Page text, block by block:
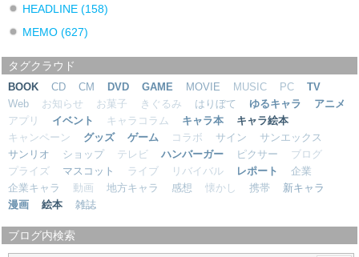
HEADLINE(158)
MEMO(627)
タグクラウド
BOOK CD CM DVD GAME MOVIE MUSIC PC
TV
Web
お知らせ お菓子 きぐるみ はりぼて ゆるキャラ
アニメ
アプリ
イベント キャラコラム キャラ本
キャラ絵本
キャンペーン
グッズ ゲーム コラボ サイン
サンエックス
サンリオ
ショップ テレビ ハンバーガー ピクサー
ブログ
プライズ
マスコット ライブ リバイバル レポート
企業
企業キャラ
動画 地方キャラ 感想 懐かし 携帯
新キャラ
漫画
絵本 雑誌
ブログ内検索